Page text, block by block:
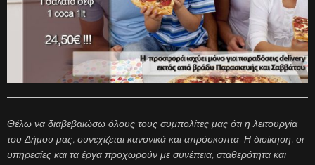
Θέλω να διαβεβαιώσω όλους τους συμπολίτες μας ότι η λειτουργία
του Δήμου μας, συνεχίζεται κανονικά και απρόσκοπτα. Η διοίκηση, οι
υπηρεσίες και τα έργα προχωρούν με συνέπεια, σταθερότητα και